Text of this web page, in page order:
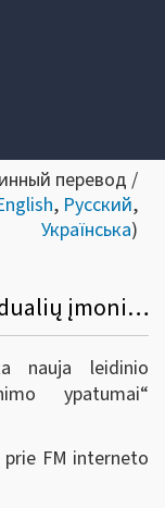
перевод /
, Русский,
Українська)
Dėl atnaujinto leidinio „Individualių įmonių apmokestinimo ypatumai“
nauja leidinio
ypatumai“
prie FM interneto